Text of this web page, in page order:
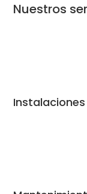
Nuestros